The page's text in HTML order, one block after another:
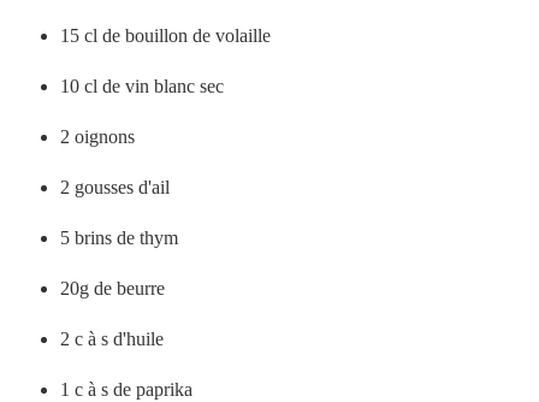
15 cl de bouillon de volaille
10 cl de vin blanc sec
2 oignons
2 gousses d'ail
5 brins de thym
20g de beurre
2 c à s d'huile
1 c à s de paprika